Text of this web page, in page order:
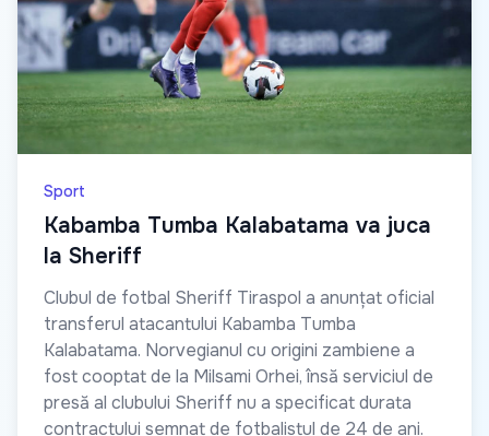
Sport
Kabamba Tumba Kalabatama va juca
la Sheriff
Clubul de fotbal Sheriff Tiraspol a anunțat oficial
transferul atacantului Kabamba Tumba
Kalabatama. Norvegianul cu origini zambiene a
fost cooptat de la Milsami Orhei, însă serviciul de
presă al clubului Sheriff nu a specificat durata
contractului semnat de fotbalistul de 24 de ani.